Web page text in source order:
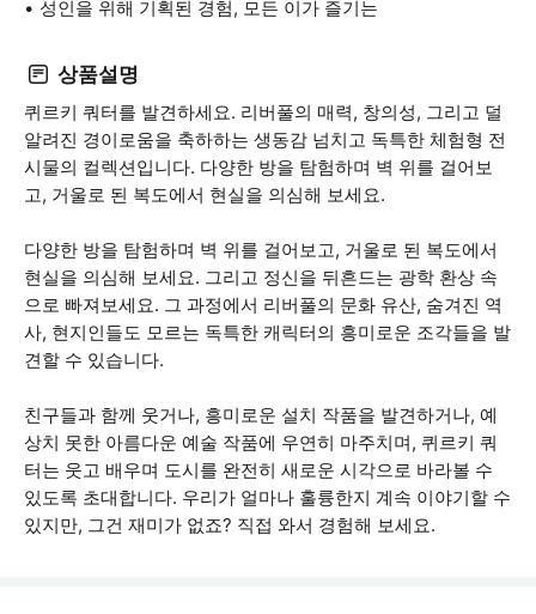
성인을 위해 기획된 경험, 모든 이가 즐기는
상품설명
퀴르키 쿼터를 발견하세요. 리버풀의 매력, 창의성, 그리고 덜
알려진 경이로움을 축하하는 생동감 넘치고 독특한 체험형 전
시물의 컬렉션입니다. 다양한 방을 탐험하며 벽 위를 걸어보
고, 거울로 된 복도에서 현실을 의심해 보세요.
다양한 방을 탐험하며 벽 위를 걸어보고, 거울로 된 복도에서
현실을 의심해 보세요. 그리고 정신을 뒤흔드는 광학 환상 속
으로 빠져보세요. 그 과정에서 리버풀의 문화 유산, 숨겨진 역
사, 현지인들도 모르는 독특한 캐릭터의 흥미로운 조각들을 발
견할 수 있습니다.
친구들과 함께 웃거나, 흥미로운 설치 작품을 발견하거나, 예
상치 못한 아름다운 예술 작품에 우연히 마주치며, 퀴르키 쿼
터는 웃고 배우며 도시를 완전히 새로운 시각으로 바라볼 수
있도록 초대합니다. 우리가 얼마나 훌륭한지 계속 이야기할 수
있지만, 그건 재미가 없죠? 직접 와서 경험해 보세요.